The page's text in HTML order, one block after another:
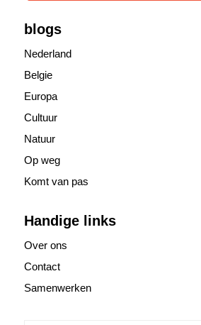
blogs
Nederland
Belgie
Europa
Cultuur
Natuur
Op weg
Komt van pas
Handige links
Over ons
Contact
Samenwerken